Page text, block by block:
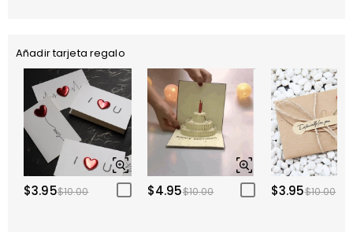
Añadir tarjeta regalo
$3.95$10.00 $4.95$10.00 $3.95$10.00